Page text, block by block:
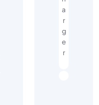
a
r
g
e
r